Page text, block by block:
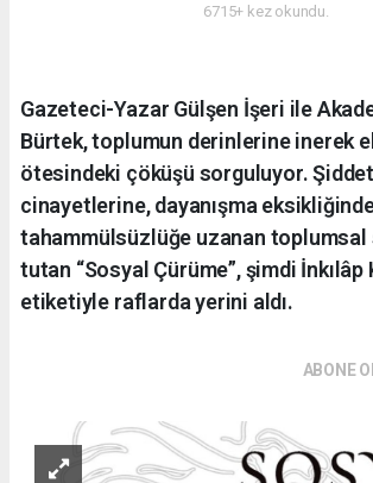
6715+ kez okundu.
Gazeteci-Yazar Gülşen İşeri ile
Bürtek, toplumun derinlerine inerek
ötesindeki çöküşü sorguluyor.
cinayetlerine, dayanışma
tahammülsüzlüğe uzanan toplumsal
tutan “Sosyal Çürüme”, şimdi İnkılâp
etiketiyle raflarda yerini aldı.
ABONE